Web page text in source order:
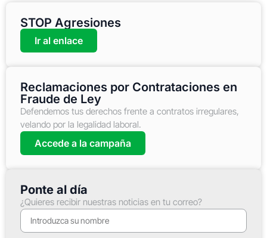
STOP Agresiones
Ir al enlace
Reclamaciones por Contrataciones en
Fraude de Ley
Defendemos tus derechos frente a contratos irregulares,
velando por la legalidad laboral.
Accede a la campaña
Ponte al día
¿Quieres recibir nuestras noticias en tu correo?